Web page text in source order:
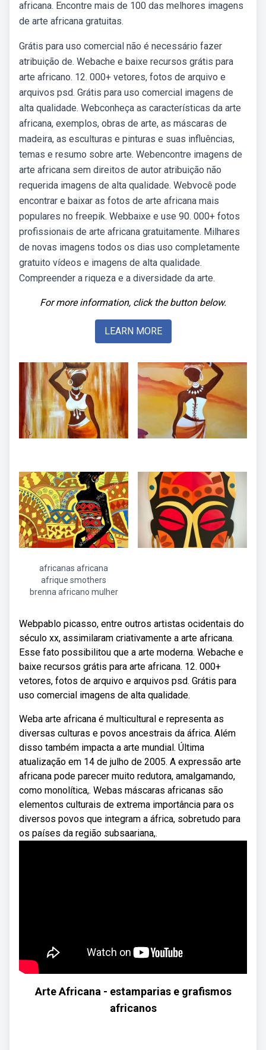
africana. Encontre mais de 100 das melhores imagens
de arte africana gratuitas.
Grátis para uso comercial não é necessário fazer
atribuição de. Webache e baixe recursos grátis para
arte africano. 12. 000+ vetores, fotos de arquivo e
arquivos psd. Grátis para uso comercial imagens de
alta qualidade. Webconheça as características da arte
africana, exemplos, obras de arte, as máscaras de
madeira, as esculturas e pinturas e suas influências,
temas e resumo sobre arte. Webencontre imagens de
arte africana sem direitos de autor atribuição não
requerida imagens de alta qualidade. Webvocê pode
encontrar e baixar as fotos de arte africana mais
populares no freepik. Webbaixe e use 90. 000+ fotos
profissionais de arte africana gratuitamente. Milhares
de novas imagens todos os dias uso completamente
gratuito vídeos e imagens de alta qualidade.
Compreender a riqueza e a diversidade da arte.
For more information, click the button below.
LEARN MORE
africanas africana
afrique smothers
brenna africano mulher
Webpablo picasso, entre outros artistas ocidentais do
século xx, assimilaram criativamente a arte africana.
Esse fato possibilitou que a arte moderna. Webache e
baixe recursos grátis para arte africana. 12. 000+
vetores, fotos de arquivo e arquivos psd. Grátis para
uso comercial imagens de alta qualidade.
Weba arte africana é multicultural e representa as
diversas culturas e povos ancestrais da áfrica. Além
disso também impacta a arte mundial. Última
atualização em 14 de julho de 2005. A expressão arte
africana pode parecer muito redutora, amalgamando,
como monolítica,. Webas máscaras africanas são
elementos culturais de extrema importância para os
diversos povos que integram a áfrica, sobretudo para
os países da região subsaariana,.
Arte Africana - estamparias e grafismos
africanos